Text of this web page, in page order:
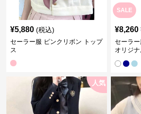
¥5,880 (税込)
セーラー服 ピンクリボン トップ
ス
SALE
¥8,260
セーラ
オリジ
人気